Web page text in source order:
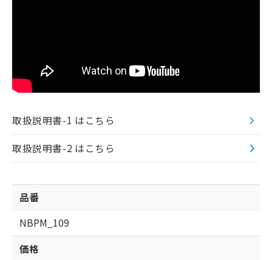
取扱説明書-1 はこちら
取扱説明書-2 はこちら
品番
NBPM_109
価格